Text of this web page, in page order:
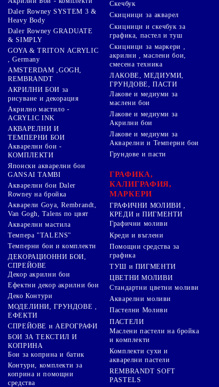
Daler Rowney SYSTEM 3 &
Heavy Body
Daler Rowney GRADUATE
& SIMPLY
GOYA & TRITON АCRYLIC
, Germany
AMSTERDAM ,GOGH,
REMBRANDT
АКРИЛНИ БОИ за
рисуване и декорация
Акрилно мастило -
ACRYLIC INK
АКВАРЕЛНИ И
ТЕМПЕРНИ БОИ
Акварелни бои -
КОМПЛЕКТИ
Японски акварелни бои
GANSAI TAMBI
Акварелни бои Daler
Rowney на бройка
Акварели Goya, Rembrandt,
Van Gogh, Talens по цвят
Акварелни мастила
Темпера "TALENS"
Темперни бои и комплекти
ДЕКОРАЦИОННИ БОИ,
СПРЕЙОВЕ
Декор акрилни бои
Ефектни декор акрилни бои
Деко Контури
МОДЕЛИНИ, ГРУНДОВЕ ,
ЕФЕКТИ
СПРЕЙОВЕ и АЕРОГРАФИ
БОИ ЗА ТЕКСТИЛ И
КОПРИНА
Бои за коприна и батик
Контури, комплекти за
коприна и помощни
средства
Скечбук
Скицници за акварел
Скицници и скечбук за
графика, пастел и туш
Скицници за маркери ,
акрилни , маслени бои,
смесена техника
ЛАКОВЕ, МЕДИУМИ,
ГРУНДОВЕ, ПАСТИ
Лакове и медиуми за
маслени бои
Лакове и медиуми за
Акрилни бои
Лакове и медиуми за
Акварелни и Темперни бои
Грундове и пасти
ГРАФИКА,
КАЛИГРАФИЯ,
МАРКЕРИ
ГРАФИЧНИ МОЛИВИ ,
КРЕДИ и ПИГМЕНТИ
Графични моливи
Креди и въглени
Помощни средства за
графика
ТУШ и ПИГМЕНТИ
ЦВЕТНИ МОЛИВИ
Стандартни цветни моливи
Акварелни моливи
Пастелни Моливи
ПАСТЕЛИ
Маслени пастели на бройка
и комплекти
Комплекти сухи и
акварелни пастели
REMBRANDT SOFT
PASTELS